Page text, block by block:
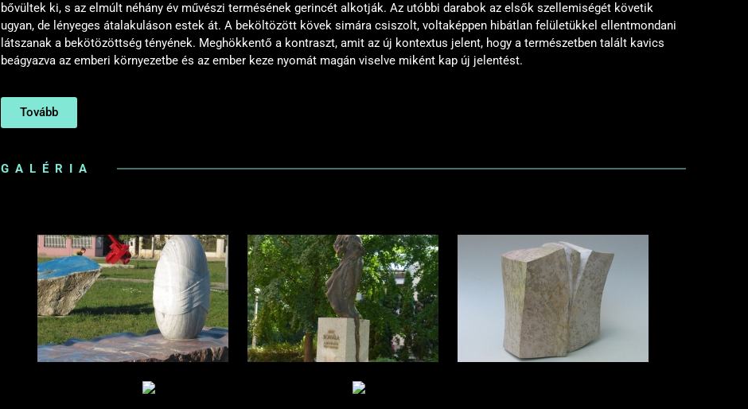
bővültek ki, s az elmúlt néhány év művészi termésének gerincét alkotják. Az utóbbi darabok az elsők szellemiségét követik
ugyan, de lényeges átalakuláson estek át. A beköltözött kövek simára csiszolt, voltaképpen hibátlan felületükkel ellentmondani
látszanak a bekötözöttség tényének. Meghökkentő a kontraszt, amit az új kontextus jelent, hogy a természetben talált kavics
beágyazva az emberi környezetbe és az ember keze nyomát magán viselve miként kap új jelentést.
Tovább
GALÉRIA